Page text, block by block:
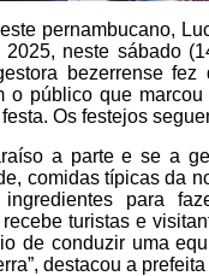
pernambucano,
neste sábado
bezerrense
o público que
Os festejos
a parte e se a
comidas típicas da
ingredientes para
turistas e
de conduzir uma
destacou a